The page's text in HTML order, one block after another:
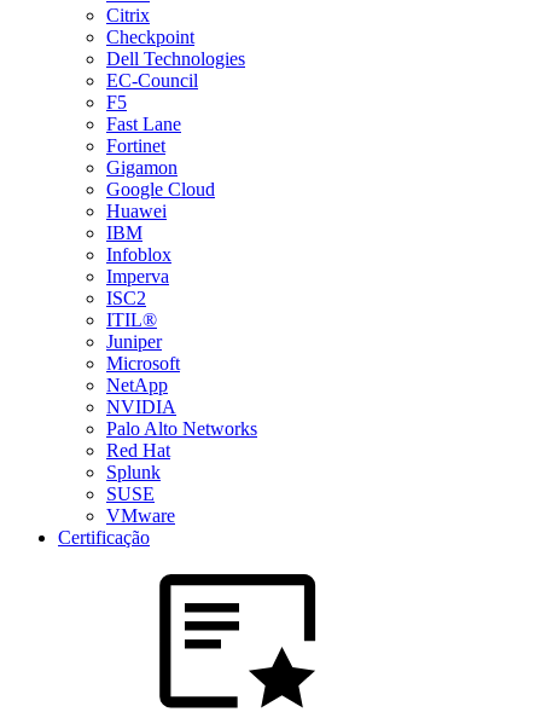
Citrix
Checkpoint
Dell Technologies
EC-Council
F5
Fast Lane
Fortinet
Gigamon
Google Cloud
Huawei
IBM
Infoblox
Imperva
ISC2
ITIL®
Juniper
Microsoft
NetApp
NVIDIA
Palo Alto Networks
Red Hat
Splunk
SUSE
VMware
Certificação